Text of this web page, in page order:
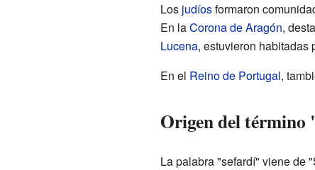
Los judíosformaron
En laCorona de Aragón,
Lucena, estuvieron habitadas
En el Reino de Portugal,
Origen del
La palabra "sefardí" viene de